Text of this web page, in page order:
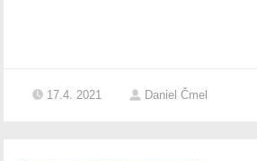
17.4. 2021 Daniel Čmel